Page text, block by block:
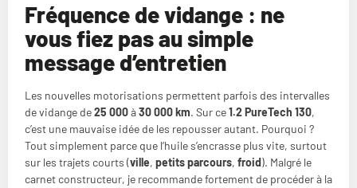
Fréquence de vidange : ne
vous fiez pas au simple
message d’entretien
Les nouvelles motorisations permettent parfois des intervalles
de vidange de25 000à30 000 km. Sur ce1.2 PureTech 130,
c’est une mauvaise idée de les repousser autant. Pourquoi ?
Tout simplement parce que l’huile s’encrasse plus vite, surtout
sur les trajets courts (ville, petits parcours, froid). Malgré le
carnet constructeur, je recommande fortement de procéder à la